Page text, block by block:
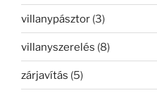
villanypásztor (3)
villanyszerelés (8)
zárjavítás (5)